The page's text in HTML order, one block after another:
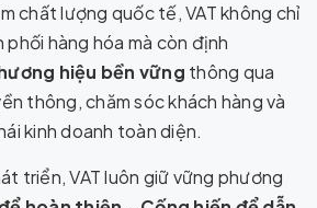
chất lượng quốc tế, VAT không chỉ
phối hàng hóa mà còn định
hiệu bền vững thông qua
thông, chăm sóc khách hàng và
kinh doanh toàn diện.
triển, VAT luôn giữ vững phương